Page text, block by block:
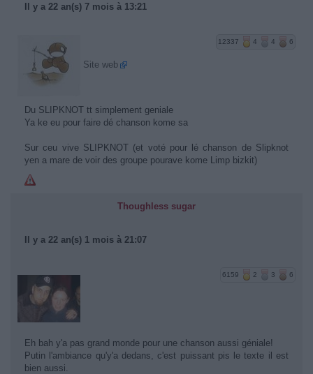
Il y a 22 an(s) 7 mois à 13:21
12337 4 4 6
Site web
Du SLIPKNOT tt simplement geniale
Ya ke eu pour faire dé chanson kome sa
Sur ceu vive SLIPKNOT (et voté pour lé chanson de Slipknot
yen a mare de voir des groupe pourave kome Limp bizkit)
Thoughless sugar
Il y a 22 an(s) 1 mois à 21:07
6159 2 3 6
Eh bah y'a pas grand monde pour une chanson aussi géniale!
Putin l'ambiance qu'y'a dedans, c'est puissant pis le texte il est
bien aussi.